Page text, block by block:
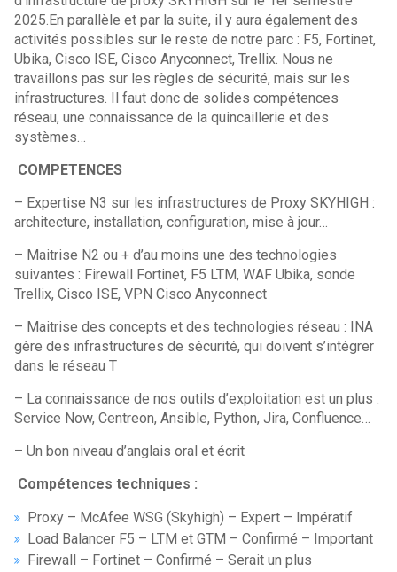
2025.En parallèle et par la suite, il y aura également des
activités possibles sur le reste de notre parc : F5, Fortinet,
Ubika, Cisco ISE, Cisco Anyconnect, Trellix. Nous ne
travaillons pas sur les règles de sécurité, mais sur les
infrastructures. Il faut donc de solides compétences
réseau, une connaissance de la quincaillerie et des
systèmes…
COMPETENCES
– Expertise N3 sur les infrastructures de Proxy SKYHIGH :
architecture, installation, configuration, mise à jour…
– Maitrise N2 ou + d’au moins une des technologies
suivantes : Firewall Fortinet, F5 LTM, WAF Ubika, sonde
Trellix, Cisco ISE, VPN Cisco Anyconnect
– Maitrise des concepts et des technologies réseau : INA
gère des infrastructures de sécurité, qui doivent s’intégrer
dans le réseau T
– La connaissance de nos outils d’exploitation est un plus :
Service Now, Centreon, Ansible, Python, Jira, Confluence…
– Un bon niveau d’anglais oral et écrit
Compétences techniques :
Proxy – McAfee WSG (Skyhigh) – Expert – Impératif
Load Balancer F5 – LTM et GTM – Confirmé – Important
Firewall – Fortinet – Confirmé – Serait un plus